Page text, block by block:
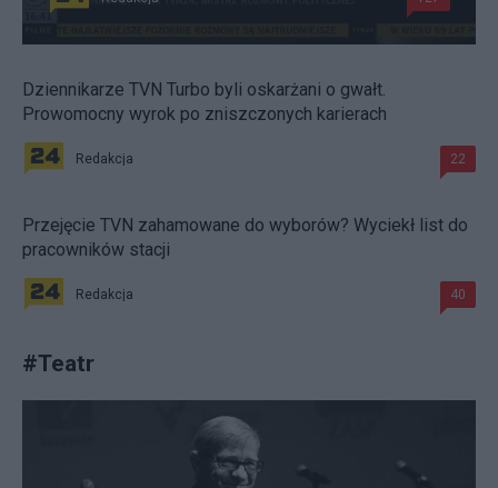
Dziennikarze TVN Turbo byli oskarżani o gwałt.
Prowomocny wyrok po zniszczonych karierach
Redakcja 22
Przejęcie TVN zahamowane do wyborów? Wyciekł list do
pracowników stacji
Redakcja 40
#Teatr